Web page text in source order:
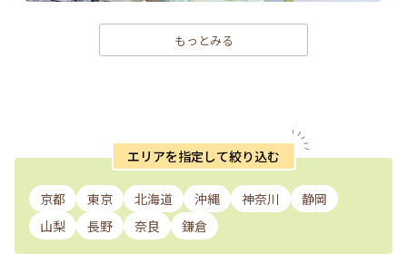
もっとみる
エリアを指定して絞り込む
京都 東京 北海道 沖縄 神奈川
静岡
山梨
長野 奈良 鎌倉